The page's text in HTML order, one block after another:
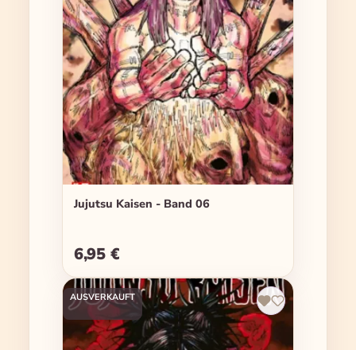
Jujutsu Kaisen - Band 06
Regulärer Preis:
6,95 €
AUSVERKAUFT